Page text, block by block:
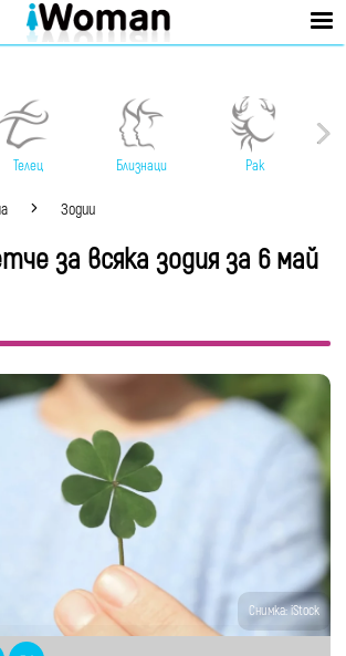
Телец Близнаци Рак
Зодии
за всяка зодия за 6 май
Снимка: iStock